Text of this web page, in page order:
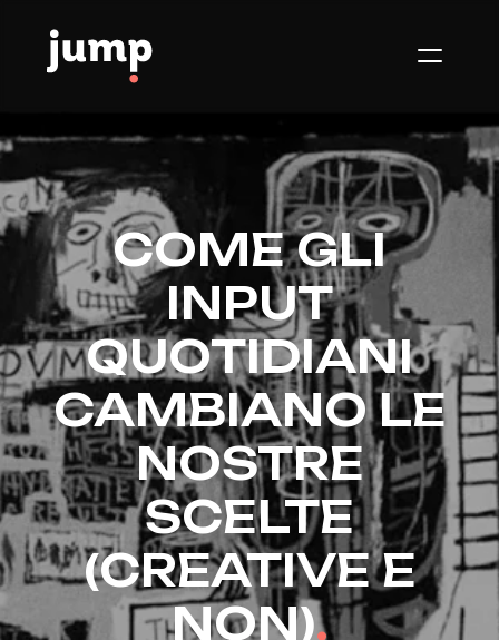
COME GLI
INPUT
QUOTIDIANI
CAMBIANO LE
NOSTRE
SCELTE
(CREATIVE E
NON).